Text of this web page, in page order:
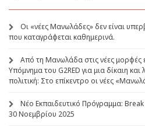
Οι «νέες Μανωλάδες» δεν είναι
που καταγράφεται καθημερινά.
Από τη Μανωλάδα στις νέες μορφές
Υπόμνημα του G2RED για μια δίκαιη και
πολιτική: Στο επίκεντρο οι νέες
Νέο Εκπαιδευτικό Πρόγραμμα:
30 Νοεμβρίου 2025